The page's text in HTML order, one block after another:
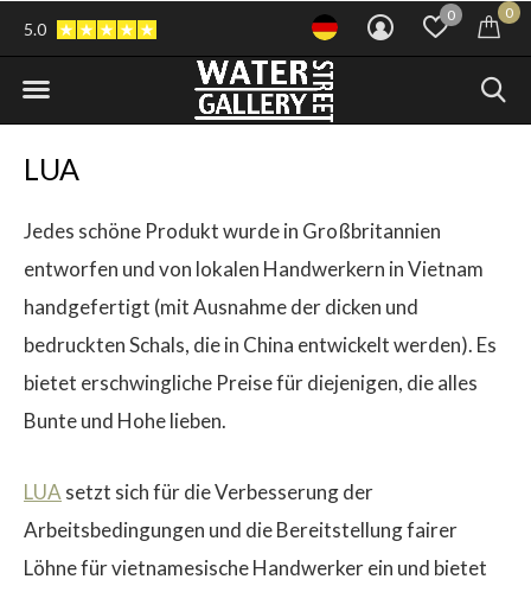
0 0
5.0
LUA
Jedes schöne Produkt wurde in Großbritannien
entworfen und von lokalen Handwerkern in Vietnam
handgefertigt (mit Ausnahme der dicken und
bedruckten Schals, die in China entwickelt werden). Es
bietet erschwingliche Preise für diejenigen, die alles
Bunte und Hohe lieben.
LUA setzt sich für die Verbesserung der
Arbeitsbedingungen und die Bereitstellung fairer
Löhne für vietnamesische Handwerker ein und bietet